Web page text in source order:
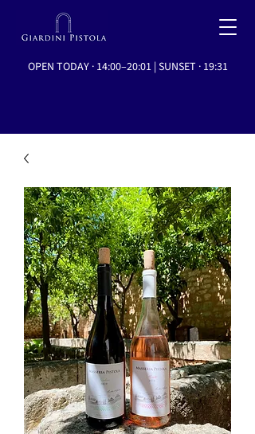
OPEN TODAY · 14:00–20:01 | SUNSET · 19:31